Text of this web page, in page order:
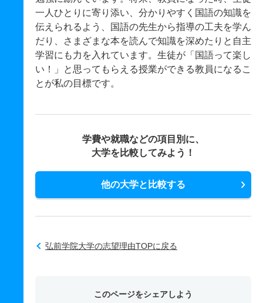
一人ひとりに寄り添い、分かりやすく国語の知識を
伝えられるよう、国語の先生から指導の工夫を学ん
だり、さまざまな本を読んで知識を深めたりと自主
学習にも力を入れています。生徒が「国語って楽し
い！」と思ってもらえる授業ができる教員になるこ
とが私の目標です。
学費や就職などの項目別に、
大学を比較してみよう！
他の大学と比較する
弘前学院大学の志望理由TOPに戻る
このページをシェアしよう